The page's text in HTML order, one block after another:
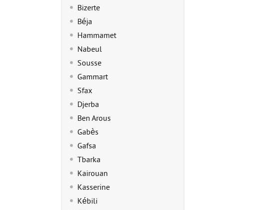
Bizerte
Béja
Hammamet
Nabeul
Sousse
Gammart
Sfax
Djerba
Ben Arous
Gabès
Gafsa
Tbarka
Kairouan
Kasserine
Kébili